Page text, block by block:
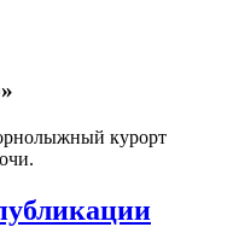
курорт